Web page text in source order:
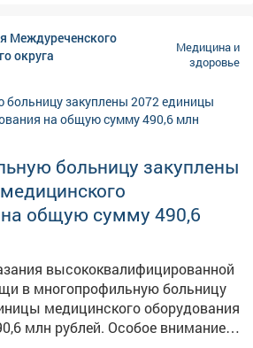
как действовать в экстренных
если помощь нужна
Занятия
- обучить большую часть
К проведению
ветераны СВО, которые
опыт оказания первой помощи
Междуреченского
округа
Медицина и
здоровье
больницу закуплены
общую сумму 490,6
высококвалифицированной
в многопрофильную больницу
медицинского оборудования
Особое внимание